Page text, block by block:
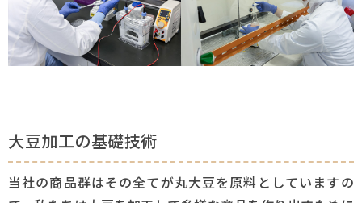
大豆加工の基礎技術
当社の商品群はその全てが丸大豆を原料としていますの